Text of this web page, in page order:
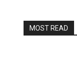
MOST READ